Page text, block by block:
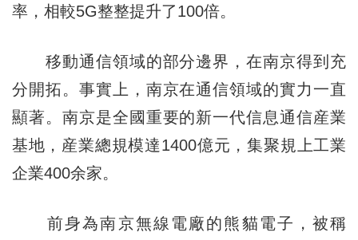
率，相較5G整整提升了100倍。
移動通信領域的部分邊界，在南京得到充
分開拓。事實上，南京在通信領域的實力一直
顯著。南京是全國重要的新一代信息通信産業
基地，産業總規模達1400億元，集聚規上工業
企業400余家。
前身為南京無線電廠的熊貓電子，被稱